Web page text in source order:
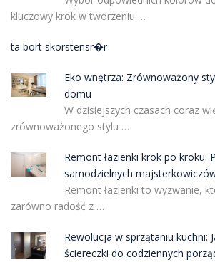
kluczowy krok w tworzeniu …
ta bort skorstensr�r
Eko wnętrza: Zrównoważony
domu
W dzisiejszych czasach coraz
zrównoważonego stylu …
Remont łazienki krok po kroku:
samodzielnych
Remont łazienki to wyzwanie,
zarówno radość z …
Rewolucja w sprzątaniu kuchni:
ściereczki do codziennych